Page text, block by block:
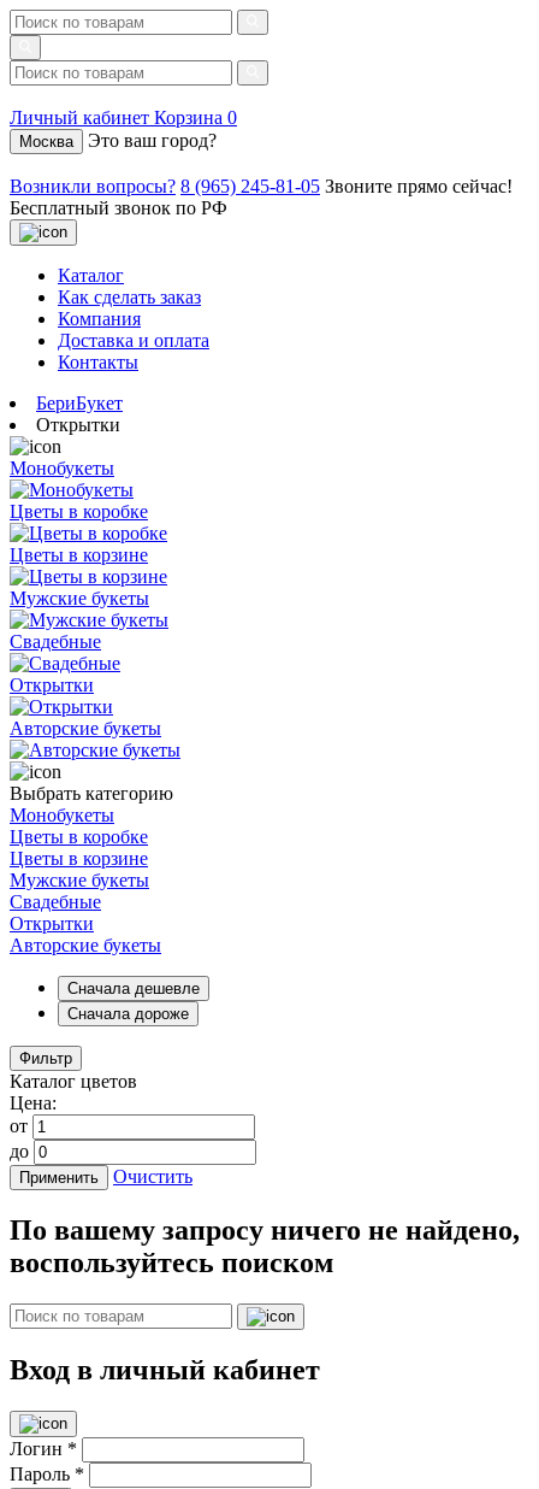
Личный кабинет Корзина 0
Москва Это ваш город?
Возникли вопросы? 8 (965) 245-81-05 Звоните прямо сейчас!
Бесплатный звонок по РФ
Каталог
Как сделать заказ
Компания
Доставка и оплата
Контакты
БериБукет
Открытки
Монобукеты
Цветы в коробке
Цветы в корзине
Мужские букеты
Свадебные
Открытки
Авторские букеты
Выбрать категорию
Монобукеты
Цветы в коробке
Цветы в корзине
Мужские букеты
Свадебные
Открытки
Авторские букеты
Сначала дешевле
Сначала дороже
Фильтр
Каталог цветов
Цена:
от
до
Применить Очистить
По вашему запросу ничего не найдено,
воспользуйтесь поиском
Вход в личный кабинет
Логин *
Пароль *